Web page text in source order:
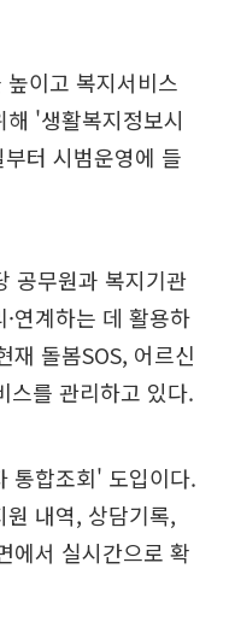
이고 복지서비스
'생활복지정보시
터 시범운영에 들
공무원과 복지기관
연계하는 데 활용하
재 돌봄SOS, 어르신
스를 관리하고 있다.
통합조회' 도입이다.
내역, 상담기록,
에서 실시간으로 확